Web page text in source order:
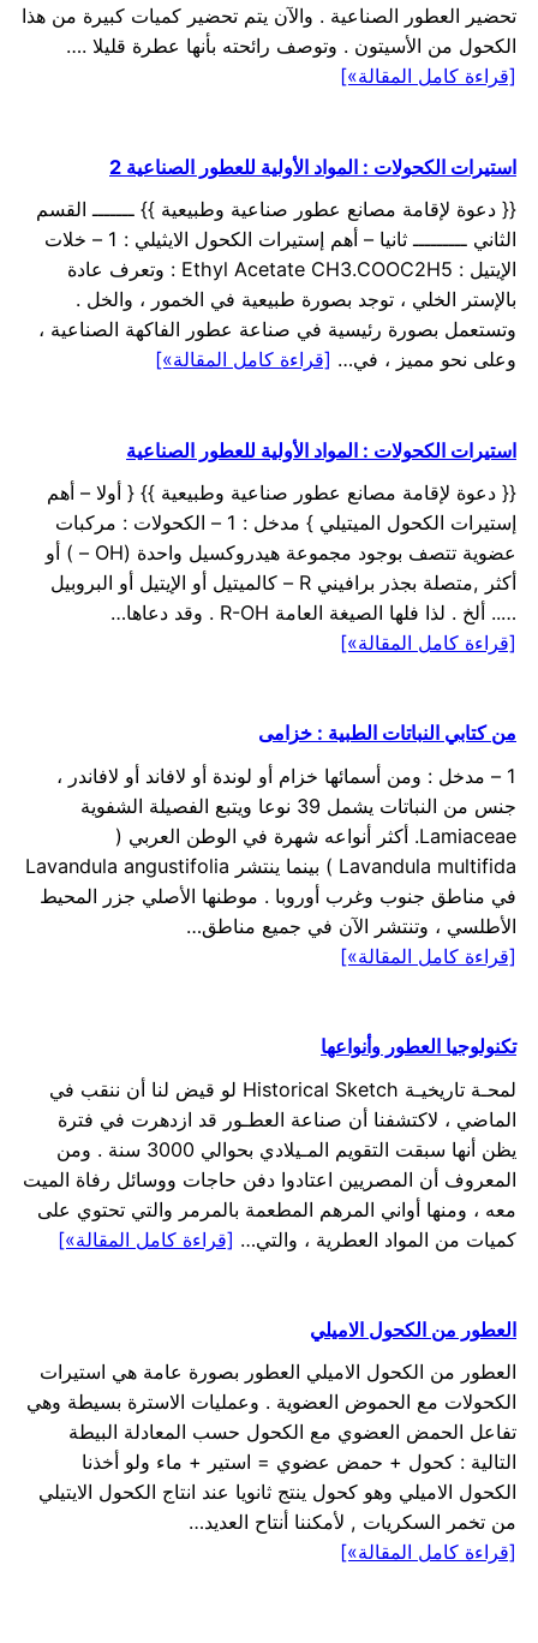
تحضير العطور الصناعية . والآن يتم تحضير كميات كبيرة من هذا
الكحول من الأسيتون . وتوصف رائحته بأنها عطرة قليلا .…
[قراءة كامل المقالة»]
استيرات الكحولات : المواد الأولية للعطور الصناعية 2
{{ دعوة لإقامة مصانع عطور صناعية وطبيعية }} ـــــــ القسم
الثاني ـــــــــ ثانيا – أهم إستيرات الكحول الايثيلي : 1 – خلات
الإيتيل : Ethyl Acetate CH3.COOC2H5 : وتعرف عادة
بالإستر الخلي ، توجد بصورة طبيعية في الخمور ، والخل .
وتستعمل بصورة رئيسية في صناعة عطور الفاكهة الصناعية ،
وعلى نحو مميز ، في… [قراءة كامل المقالة»]
استيرات الكحولات : المواد الأولية للعطور الصناعية
{{ دعوة لإقامة مصانع عطور صناعية وطبيعية }} { أولا – أهم
إستيرات الكحول الميتيلي } مدخل : 1 – الكحولات : مركبات
عضوية تتصف بوجود مجموعة هيدروكسيل واحدة (OH – ) أو
أكثر ,متصلة بجذر برافيني R – كالميتيل أو الإيتيل أو البروبيل
….. ألخ . لذا فلها الصيغة العامة R-OH . وقد دعاها…
[قراءة كامل المقالة»]
من كتابي النباتات الطبية : خزامى
1 – مدخل : ومن أسمائها خزام أو لوندة أو لافاند أو لافاندر ،
جنس من النباتات يشمل 39 نوعا ويتبع الفصيلة الشفوية
Lamiaceae. أكثر أنواعه شهرة في الوطن العربي (
Lavandula multifida ) بينما ينتشر Lavandula angustifolia
في مناطق جنوب وغرب أوروبا . موطنها الأصلي جزر المحيط
الأطلسي ، وتنتشر الآن في جميع مناطق…
[قراءة كامل المقالة»]
تكنولوجيا العطور وأنواعها
لمحـة تاريخيـة Historical Sketch لو قيض لنا أن ننقب في
الماضي ، لاكتشفنا أن صناعة العطـور قد ازدهرت في فترة
يظن أنها سبقت التقويم المـيلادي بحوالي 3000 سنة . ومن
المعروف أن المصريين اعتادوا دفن حاجات ووسائل رفاة الميت
معه ، ومنها أواني المرهم المطعمة بالمرمر والتي تحتوي على
كميات من المواد العطرية ، والتي… [قراءة كامل المقالة»]
العطور من الكحول الاميلي
العطور من الكحول الاميلي العطور بصورة عامة هي استيرات
الكحولات مع الحموض العضوية . وعمليات الاسترة بسيطة وهي
تفاعل الحمض العضوي مع الكحول حسب المعادلة البيطة
التالية : كحول + حمض عضوي = استير + ماء ولو أخذنا
الكحول الاميلي وهو كحول ينتج ثانويا عند انتاج الكحول الايتيلي
من تخمر السكريات , لأمكننا أنتاح العديد…
[قراءة كامل المقالة»]